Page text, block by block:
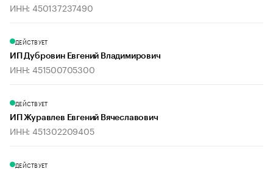
ИНН: 450137237490
ДЕЙСТВУЕТ
ИП Дубровин Евгений Владимирович
ИНН: 451500705300
ДЕЙСТВУЕТ
ИП Журавлев Евгений Вячеславович
ИНН: 451302209405
ДЕЙСТВУЕТ